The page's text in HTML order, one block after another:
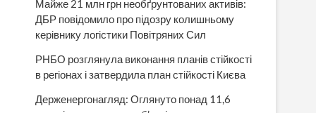
Майже 21 млн грн необґрунтованих активів:
ДБР повідомило про підозру колишньому
керівнику логістики Повітряних Сил
РНБО розглянула виконання планів стійкості
в регіонах і затвердила план стійкості Києва
Держенергонагляд: Оглянуто понад 11,6